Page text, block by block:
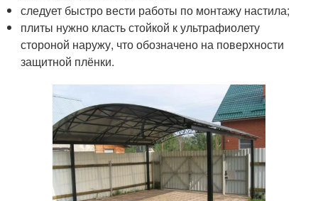
следует быстро вести работы по монтажу настила;
плиты нужно класть стойкой к ультрафиолету
стороной наружу, что обозначено на поверхности
защитной плёнки.